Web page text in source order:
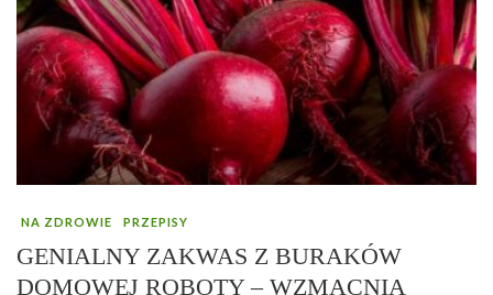
NA ZDROWIE PRZEPISY
GENIALNY ZAKWAS Z BURAKÓW
DOMOWEJ ROBOTY – WZMACNIA